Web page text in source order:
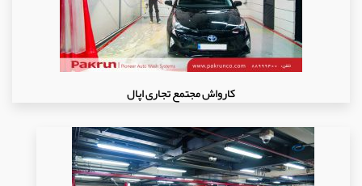
کارواش مجتمع تجاری اپال